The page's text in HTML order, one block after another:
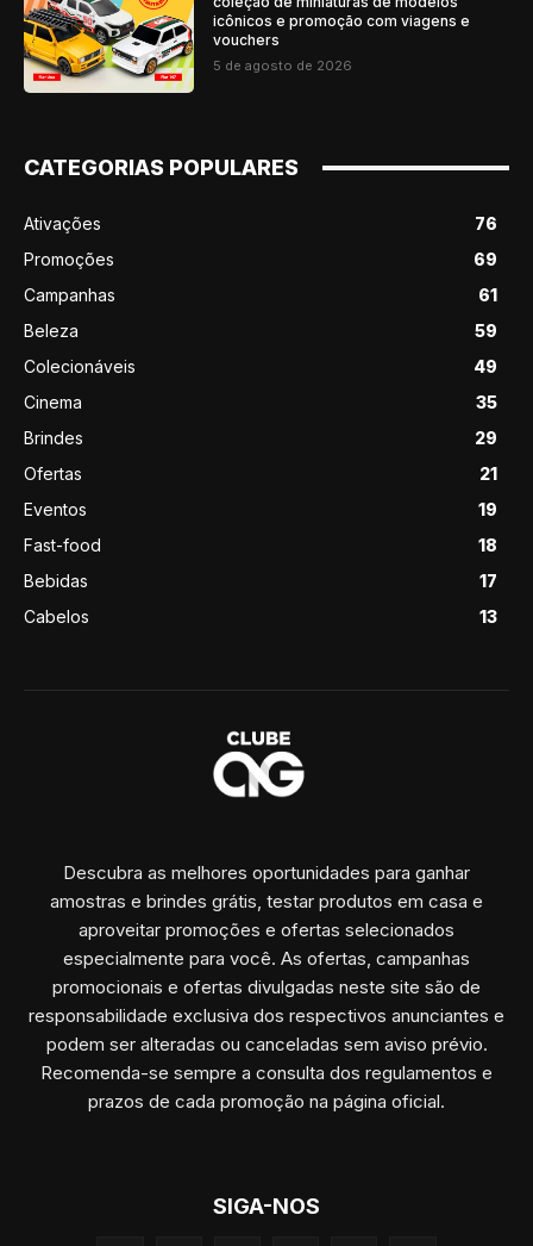
icônicos e promoção com viagens e
vouchers
5 de agosto de 2026
CATEGORIAS POPULARES
Ativações
76
Promoções
69
Campanhas
61
Beleza
59
Colecionáveis
49
Cinema
35
Brindes
29
Ofertas
21
Eventos
19
Fast-food
18
Bebidas
17
Cabelos
13
Descubra as melhores oportunidades para ganhar
amostras e brindes grátis, testar produtos em casa e
aproveitar promoções e ofertas selecionados
especialmente para você. As ofertas, campanhas
promocionais e ofertas divulgadas neste site são de
responsabilidade exclusiva dos respectivos anunciantes e
podem ser alteradas ou canceladas sem aviso prévio.
Recomenda-se sempre a consulta dos regulamentos e
prazos de cada promoção na página oficial.
SIGA-NOS